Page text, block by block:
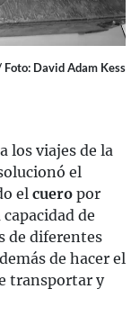
David Adam Kess
los viajes de la
el
el cuero por
de
de diferentes
de hacer el
transportar y